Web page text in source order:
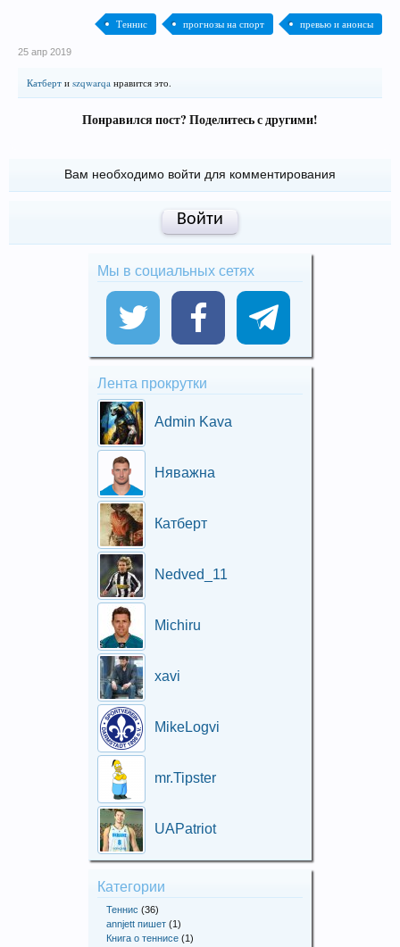
Теннис прогнозы на спорт превью и анонсы
25 апр 2019
Катберт и szqwarqa нравится это.
Понравился пост? Поделитесь с другими!
Вам необходимо войти для комментирования
Войти
Мы в социальных сетях
Лента прокрутки
Admin Kava
Няважна
Катберт
Nedved_11
Michiru
xavi
MikeLogvi
mr.Tipster
UAPatriot
Категории
Теннис (36)
annjett пишет (1)
Книга о теннисе (1)